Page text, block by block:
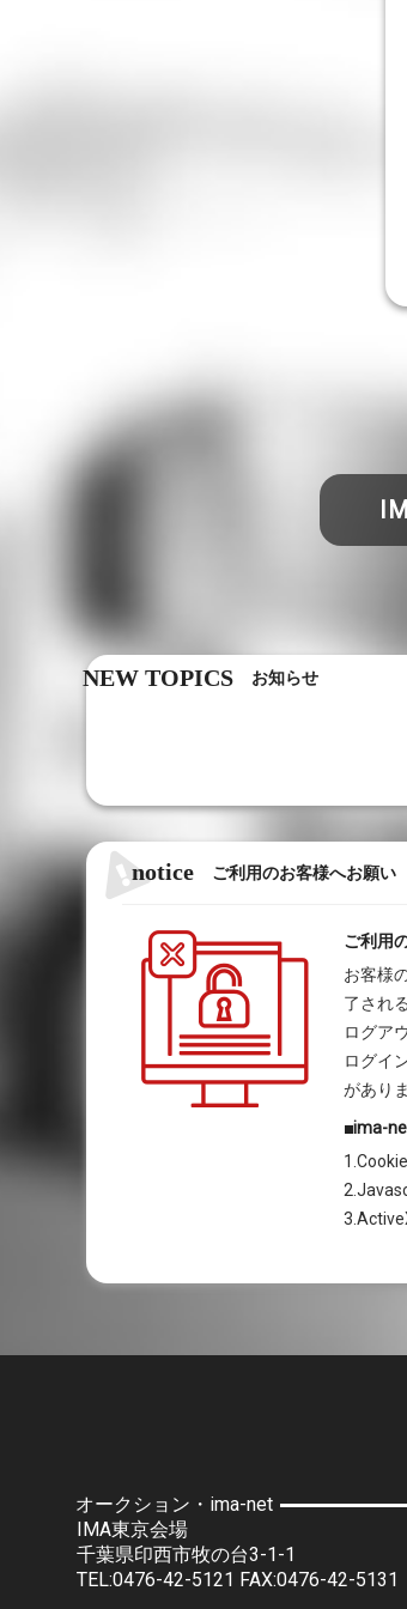
NEW TOPICS お知らせ
notice ご利用のお客様へお願い
ご利用
お客様
了され
ログア
ログイ
があり
■ima-
オークション・ima-net
IMA東京会場
千葉県印西市牧の台3-1-1
TEL:0476-42-5121 FAX:0476-42-5131